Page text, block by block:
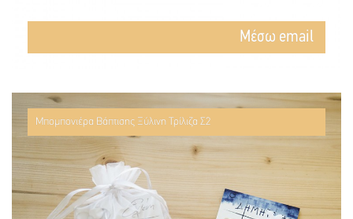
Mέσω email
Μπομπονιέρα Βάπτισης Ξύλινη Τρίλιζα Σ2